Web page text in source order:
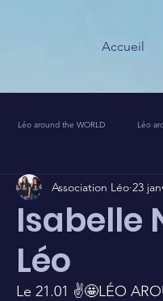
Accueil
Léo around the WORLD Léo
SOLIDAIRES COIN
POUR 2500 VOIX
Isabelle
Léo
Association Léo 23
Le 21.01 ✌🤩LÉO